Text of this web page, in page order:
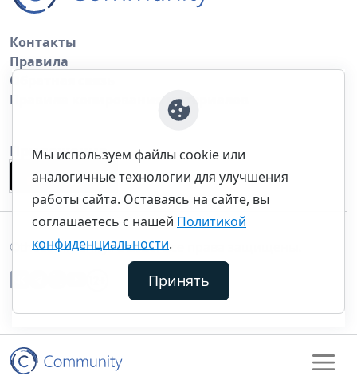
Контакты
Правила
Обратная связь
Правила копирования материалов
Приложение
©thecommunity.ru 2026. Все права защищены.
Мы используем файлы cookie или
аналогичные технологии для улучшения
работы сайта. Оставаясь на сайте, вы
соглашаетесь с нашей Политикой
конфиденциальности.
Принять